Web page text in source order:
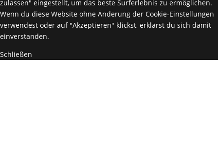
zulassen" eingestellt, um das beste Surferlebnis zu ermöglichen.
Wenn du diese Website ohne Änderung der Cookie-Einstellungen
verwendest oder auf "Akzeptieren" klickst, erklärst du sich damit
einverstanden.
Schließen